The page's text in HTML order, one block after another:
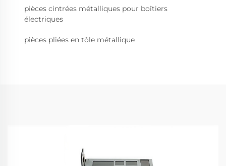
pièces cintrées métalliques pour boîtiers
électriques
pièces pliées en tôle métallique